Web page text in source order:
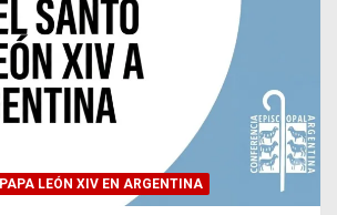
PAPA LEÓN XIV EN ARGENTINA